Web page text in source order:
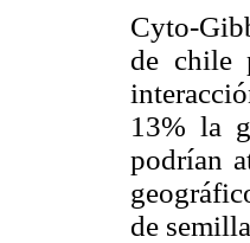
Cyto-
de chile
13% la
podrían
de